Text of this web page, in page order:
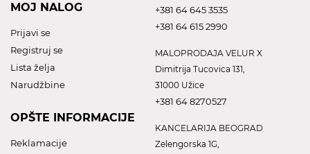
MOJ NALOG
Prijavi se
Registruj se
Lista želja
Narudžbine
OPŠTE INFORMACIJE
Reklamacije
+381 64 645 3535
+381 64 615 2990
MALOPRODAJA VELUR X
Dimitrija Tucovica 131,
31000 Užice
+381 64 8270527
KANCELARIJA BEOGRAD
Zelengorska 1G,